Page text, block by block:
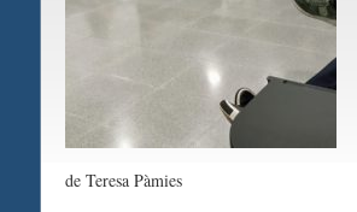
de Teresa Pàmies